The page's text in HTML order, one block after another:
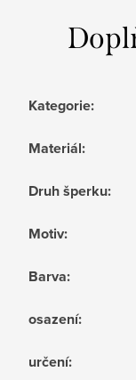
Kategorie:
Materiál:
Druh šperku:
Motiv:
Barva:
osazení:
určení: